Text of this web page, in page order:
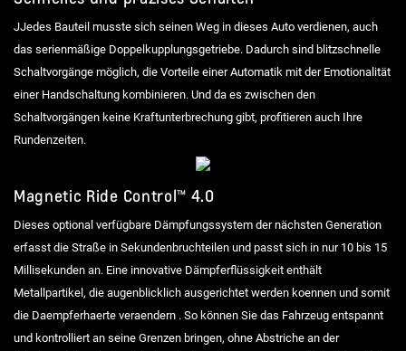
JJedes Bauteil musste sich seinen Weg in dieses Auto verdienen, auch
das serienmäßige Doppelkupplungsgetriebe. Dadurch sind blitzschnelle
Schaltvorgänge möglich, die Vorteile einer Automatik mit der Emotionalität
einer Handschaltung kombinieren. Und da es zwischen den
Schaltvorgängen keine Kraftunterbrechung gibt, profitieren auch Ihre
Rundenzeiten.
Magnetic Ride Control™ 4.0
Dieses optional verfügbare Dämpfungssystem der nächsten Generation
erfasst die Straße in Sekundenbruchteilen und passt sich in nur 10 bis 15
Millisekunden an. Eine innovative Dämpferflüssigkeit enthält
Metallpartikel, die augenblicklich ausgerichtet werden koennen und somit
die Daempferhaerte veraendern . So können Sie das Fahrzeug entspannt
und kontrolliert an seine Grenzen bringen, ohne Abstriche an der